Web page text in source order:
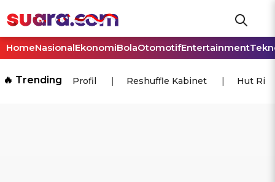
HomeNasionalEkonomiBolaOtomotifEntertainment
🔥 Trending Profil Reshuffle Kabinet Hut Ri